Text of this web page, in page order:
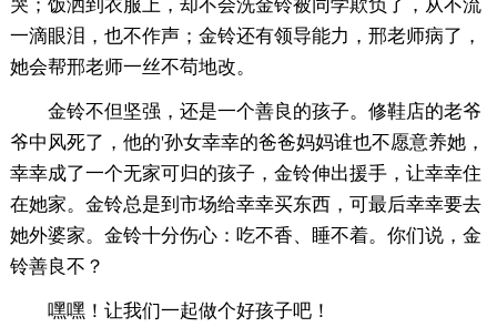
哭；饭洒到衣服上，却不会洗金铃被同学欺负了，从不流
一滴眼泪，也不作声；金铃还有领导能力，邢老师病了，
她会帮邢老师一丝不苟地改。
金铃不但坚强，还是一个善良的孩子。修鞋店的老爷
爷中风死了，他的'孙女幸幸的爸爸妈妈谁也不愿意养她，
幸幸成了一个无家可归的孩子，金铃伸出援手，让幸幸住
在她家。金铃总是到市场给幸幸买东西，可最后幸幸要去
她外婆家。金铃十分伤心：吃不香、睡不着。你们说，金
铃善良不？
嘿嘿！让我们一起做个好孩子吧！